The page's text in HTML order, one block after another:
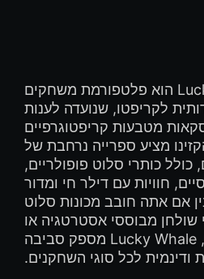
קזינו Lucky Whale הוא פלטפורמת משחקים
לקריפטו, שנועדה לענות
מטבעות קריפטוגרפיים
מציע ספרייה נרחבת של
כולל כותרי סלוט פופולריים,
חוויות עם דילר חי ומדור
אם אתה חובב מכונות סלוט
שולחן מבוססי אסטרטגיה או
פעולה בקזינו חי, Lucky Whale מספק סביבה
ודינמית לכל סוגי השחקנים.